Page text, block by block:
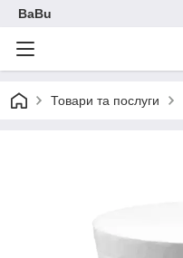
BaBu
Товари та послуги